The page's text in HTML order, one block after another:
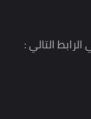
التالي :